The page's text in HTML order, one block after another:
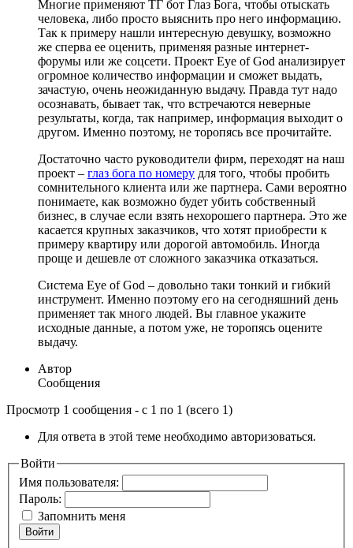
Многие применяют ТГ бот Глаз Бога, чтобы отыскать
человека, либо просто выяснить про него информацию.
Так к примеру нашли интересную девушку, возможно
же сперва ее оценить, применяя разные интернет-
форумы или же соцсети. Проект Eye of God анализирует
огромное количество информации и сможет выдать,
зачастую, очень неожиданную выдачу. Правда тут надо
осознавать, бывает так, что встречаются неверные
результаты, когда, так например, информация выходит о
другом. Именно поэтому, не торопясь все прочитайте.
Достаточно часто руководители фирм, переходят на наш
проект – глаз бога по номеру для того, чтобы пробить
сомнительного клиента или же партнера. Сами вероятно
понимаете, как возможно будет убить собственный
бизнес, в случае если взять нехорошего партнера. Это же
касается крупных заказчиков, что хотят приобрести к
примеру квартиру или дорогой автомобиль. Иногда
проще и дешевле от сложного заказчика отказаться.
Система Eye of God – довольно таки тонкий и гибкий
инструмент. Именно поэтому его на сегодняшний день
применяет так много людей. Вы главное укажите
исходные данные, а потом уже, не торопясь оцените
выдачу.
Автор
Сообщения
Просмотр 1 сообщения - с 1 по 1 (всего 1)
Для ответа в этой теме необходимо авторизоваться.
Войти
Имя пользователя:
Пароль:
Запомнить меня
Войти